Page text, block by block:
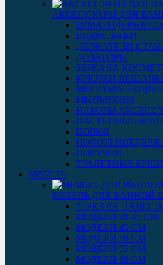
АКСЕССУАРЫ ДЛЯ
ВЕДРА, БАКИ
ДЕРЖАТЕЛИ
ДОЗАТОРЫ
ЗЕРКАЛА
КРЮЧКИ
МЫЛЬНИЦЫ
НАБОРЫ
НАСТЕННЫЕ
ПОЛКИ
ПОРУЧНИ
ТУАЛЕТНЫЕ
МЕБЕЛЬ
МЕБЕЛЬ ДЛЯ ВАННОЙ
ЗЕРКАЛА
МОДЕЛИ 30-45 СМ
МОДЕЛИ 45 СМ
МОДЕЛИ 50 СМ
МОДЕЛИ 55 СМ
МОДЕЛИ 60 СМ